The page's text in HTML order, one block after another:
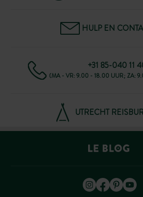
HULP EN
+31 85-040 11
(MA - VR: 9.00 - 18.00 UUR; ZA:
UTRECHT